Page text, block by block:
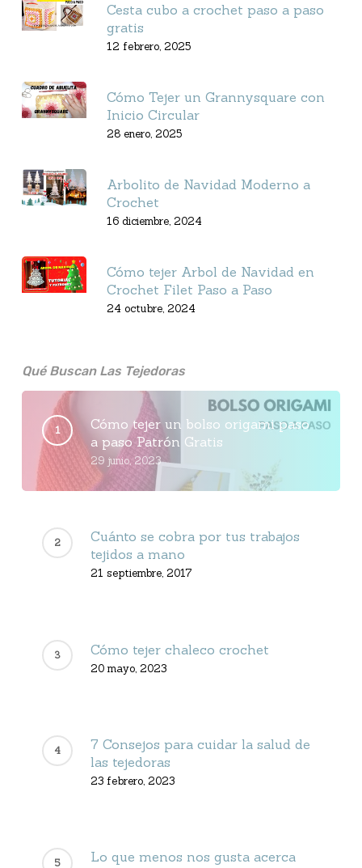
Cesta cubo a crochet paso a paso
gratis
12 febrero, 2025
Cómo Tejer un Grannysquare con
Inicio Circular
28 enero, 2025
Arbolito de Navidad Moderno a
Crochet
16 diciembre, 2024
Cómo tejer Arbol de Navidad en
Crochet Filet Paso a Paso
24 octubre, 2024
Qué Buscan Las Tejedoras
Cómo tejer un bolso origami paso
a paso Patrón Gratis
29 junio, 2023
Cuánto se cobra por tus trabajos
tejidos a mano
21 septiembre, 2017
Cómo tejer chaleco crochet
20 mayo, 2023
7 Consejos para cuidar la salud de
las tejedoras
23 febrero, 2023
Lo que menos nos gusta acerca